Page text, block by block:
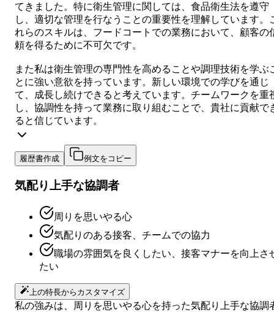
てきました。特に衛生管理に関しては、食品衛生法を遵守
し、適切な管理を行なうことの重要性を理解しています。
れらのスキルは、フードコートでの業務において、顧客の
頼を得るために不可欠です。
また私は衛生管理の専門性を高めることや調理技術を学ぶ
とに強い意欲を持っています。新しい環境での学びを通じ
て、成長し続けできると考えています。チームワークを重
し、協調性を持って業務に取り組むことで、貴社に貢献で
ると信じています。
履歴書作成 例文をコピー
気配り上手な協調者
周りを思いやる心
気配りのある接客、チームでの協力
職場の雰囲気を良くしたい、接客マナーを向上さ
たい
上の特長からカスタマイズ
私の強みは、周りを思いやる心を持った気配り上手な協調